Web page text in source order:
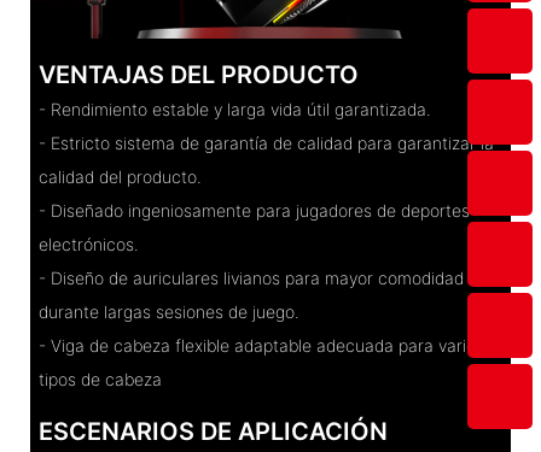
VENTAJAS DEL PRODUCTO
- Rendimiento estable y larga vida útil garantizada.
- Estricto sistema de garantía de calidad para garantizar la
calidad del producto.
- Diseñado ingeniosamente para jugadores de deportes
electrónicos.
- Diseño de auriculares livianos para mayor comodidad
durante largas sesiones de juego.
- Viga de cabeza flexible adaptable adecuada para varios
tipos de cabeza
ESCENARIOS DE APLICACIÓN